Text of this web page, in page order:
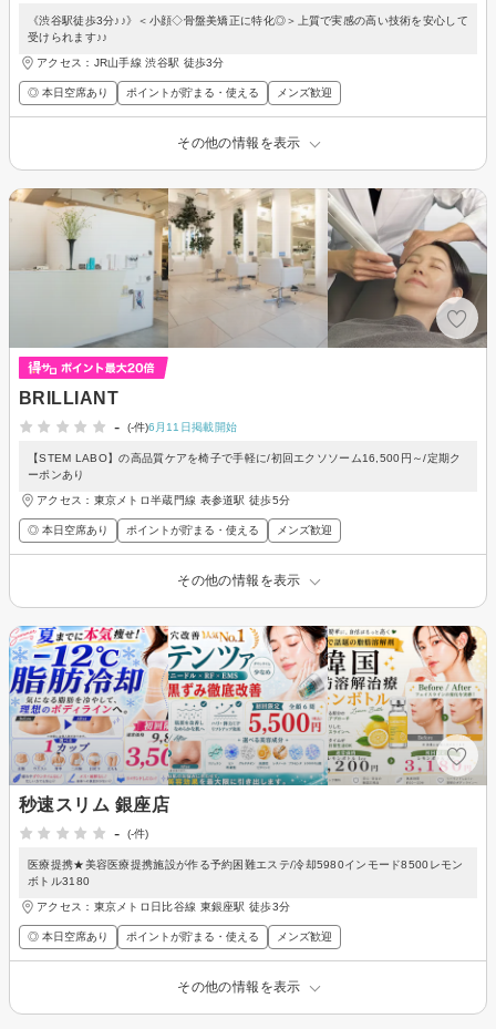
《渋谷駅徒歩3分♪♪》＜小顔◇骨盤美矯正に特化◎＞上質で実感の高い技術を安心して
受けられます♪♪
アクセス：JR山手線 渋谷駅 徒歩3分
◎ 本日空席あり ポイントが貯まる・使える メンズ歓迎
その他の情報を表示
BRILLIANT
-
(-件)6月11日掲載開始
【STEM LABO】の高品質ケアを椅子で手軽に/初回エクソソーム16,500円～/定期ク
ーポンあり
アクセス：東京メトロ半蔵門線 表参道駅 徒歩5分
◎ 本日空席あり ポイントが貯まる・使える メンズ歓迎
その他の情報を表示
秒速スリム 銀座店
-
(-件)
医療提携★美容医療提携施設が作る予約困難エステ/冷却5980インモード8500レモン
ボトル3180
アクセス：東京メトロ日比谷線 東銀座駅 徒歩3分
◎ 本日空席あり ポイントが貯まる・使える メンズ歓迎
その他の情報を表示